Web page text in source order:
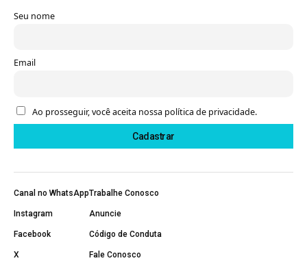
Seu nome
Email
Ao prosseguir, você aceita nossa política de privacidade.
Canal no WhatsApp
Instagram
Facebook
X
Trabalhe Conosco
Anuncie
Código de Conduta
Fale Conosco